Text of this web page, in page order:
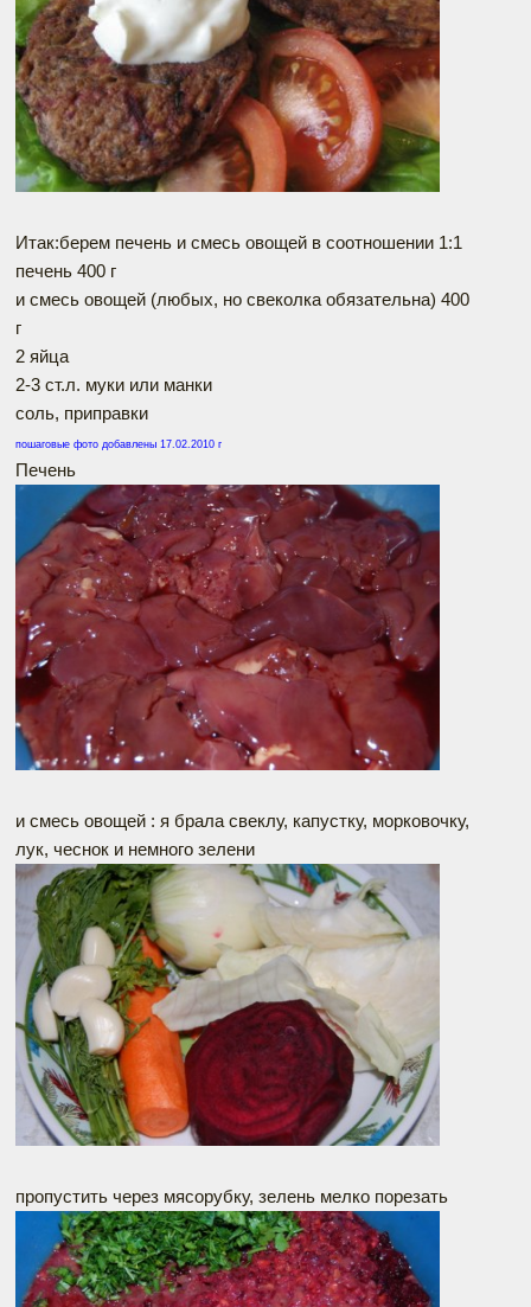
Итак:берем печень и смесь овощей в соотношении 1:1
печень 400 г
и смесь овощей (любых, но свеколка обязательна) 400
г
2 яйца
2-3 ст.л. муки или манки
соль, приправки
пошаговые фото добавлены 17.02.2010 г
Печень
и смесь овощей : я брала свеклу, капустку, морковочку,
лук, чеснок и немного зелени
пропустить через мясорубку, зелень мелко порезать